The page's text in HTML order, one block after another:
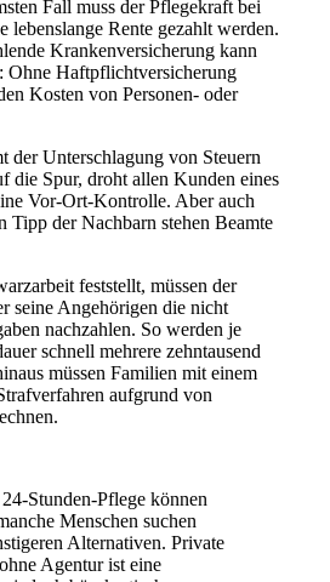
Fall muss der Pflegekraft bei
lebenslange Rente gezahlt werden.
Krankenversicherung kann
Ohne Haftpflichtversicherung
Kosten von Personen- oder
der Unterschlagung von Steuern
die Spur, droht allen Kunden eines
Vor-Ort-Kontrolle. Aber auch
Tipp der Nachbarn stehen Beamte
feststellt, müssen der
seine Angehörigen die nicht
nachzahlen. So werden je
schnell mehrere zehntausend
müssen Familien mit einem
aufgrund von
Stunden-Pflege können
Menschen suchen
Alternativen. Private
Agentur ist eine